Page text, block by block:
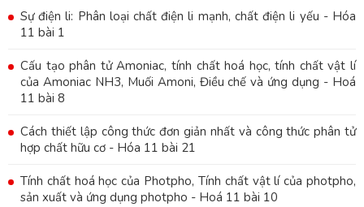
Sự điện li: Phân loại chất điện li mạnh, chất điện li yếu - Hóa
11 bài 1
Cấu tạo phân tử Amoniac, tính chất hoá học, tính chất vật lí
của Amoniac NH3, Muối Amoni, Điều chế và ứng dụng - Hoá
11 bài 8
Cách thiết lập công thức đơn giản nhất và công thức phân tử
hợp chất hữu cơ - Hóa 11 bài 21
Tính chất hoá học của Photpho, Tính chất vật lí của photpho,
sản xuất và ứng dụng photpho - Hoá 11 bài 10